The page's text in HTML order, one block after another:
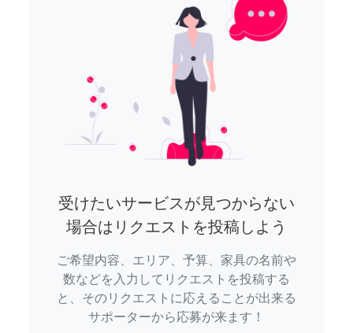
受けたいサービスが見つからない
場合はリクエストを投稿しよう
ご希望内容、エリア、予算、家具の名前や
数などを入力してリクエストを投稿する
と、そのリクエストに応えることが出来る
サポーターから応募が来ます！